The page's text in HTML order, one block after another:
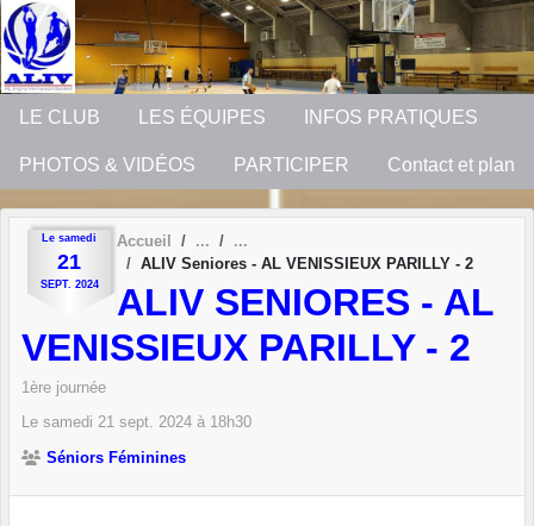
LE CLUB LES ÉQUIPES INFOS PRATIQUES
PHOTOS & VIDÉOS PARTICIPER Contact et plan
Le samedi
21
SEPT. 2024
Accueil
ALIV Seniores - AL VENISSIEUX PARILLY - 2
ALIV SENIORES - AL
VENISSIEUX PARILLY - 2
1ère journée
Le samedi 21 sept. 2024 à 18h30
Séniors Féminines
Panneau de gestion des cookies